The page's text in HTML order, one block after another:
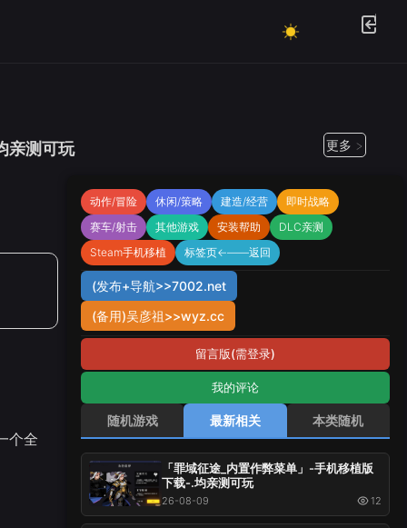
亲测可玩 更多 >
个全
动作/冒险 休闲/策略 建造/经营
即时战略
赛车/射击
其他游戏 安装帮助
DLC亲测
Steam手机移植
标签页←——返回
(发布+导航>>7002.net
(备用)吴彦祖>>wyz.cc
留言版(需登录)
我的评论
随机游戏 最新相关 本类随机
「罪域征途_内置作弊菜单」-手机移植版
下载-.均亲测可玩
26-08-09 12